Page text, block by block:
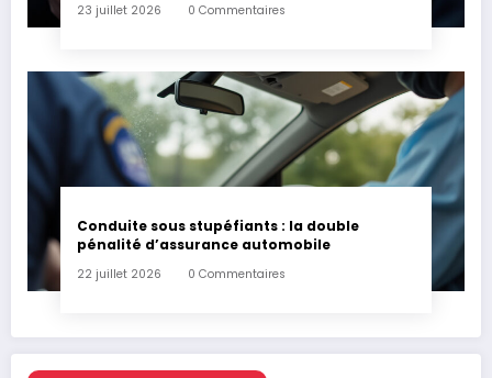
23 juillet 2026 0 Commentaires
Conduite sous stupéfiants : la double
pénalité d’assurance automobile
22 juillet 2026 0 Commentaires